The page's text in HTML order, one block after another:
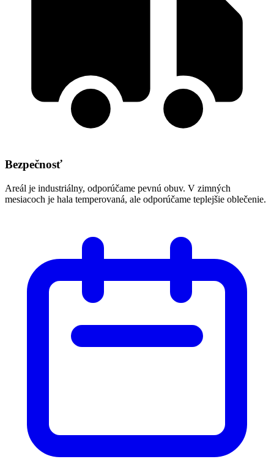
Bezpečnosť
Areál je industriálny, odporúčame pevnú obuv. V zimných
mesiacoch je hala temperovaná, ale odporúčame teplejšie oblečenie.